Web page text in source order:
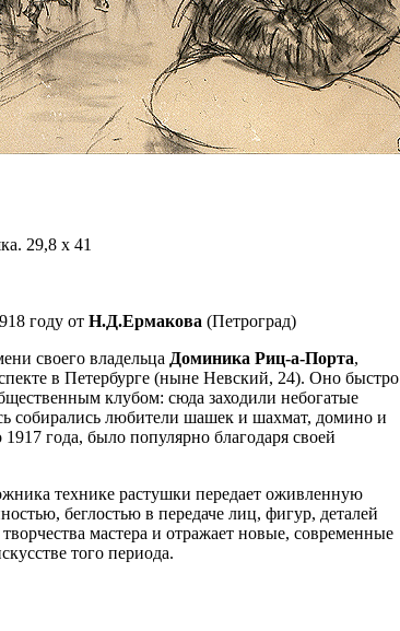
29,8 х 41
году от Н.Д.Ермакова (Петроград)
своего владельца Доминика Риц-а-Порта,
в Петербурге (ныне Невский, 24). Оно быстро
клубом: сюда заходили небогатые
собирались любители шашек и шахмат, домино и
года, было популярно благодаря своей
технике растушки передает оживленную
беглостью в передаче лиц, фигур, деталей
мастера и отражает новые, современные
того периода.